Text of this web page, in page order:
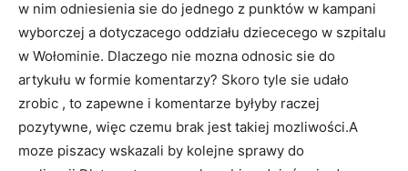
w nim odniesienia sie do jednego z punktów w kampani
wyborczej a dotyczacego oddziału dziececego w szpitalu
w Wołominie. Dlaczego nie mozna odnosic sie do
artykułu w formie komentarzy? Skoro tyle sie udało
zrobic , to zapewne i komentarze byłyby raczej
pozytywne, więc czemu brak jest takiej mozliwości.A
moze piszacy wskazali by kolejne sprawy do